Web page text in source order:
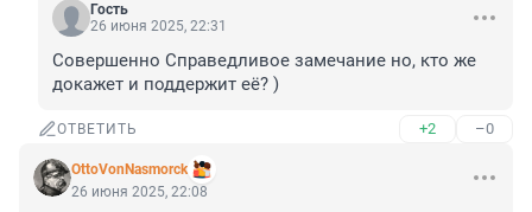
Гость
26 июня 2025, 22:31
Совершенно Справедливое замечание но, кто же
докажет и поддержит её? )
ОТВЕТИТЬ +2 –0
OttoVonNasmorck
26 июня 2025, 22:08